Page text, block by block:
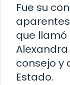
Fue su
que llamó
consejo y
Estado.